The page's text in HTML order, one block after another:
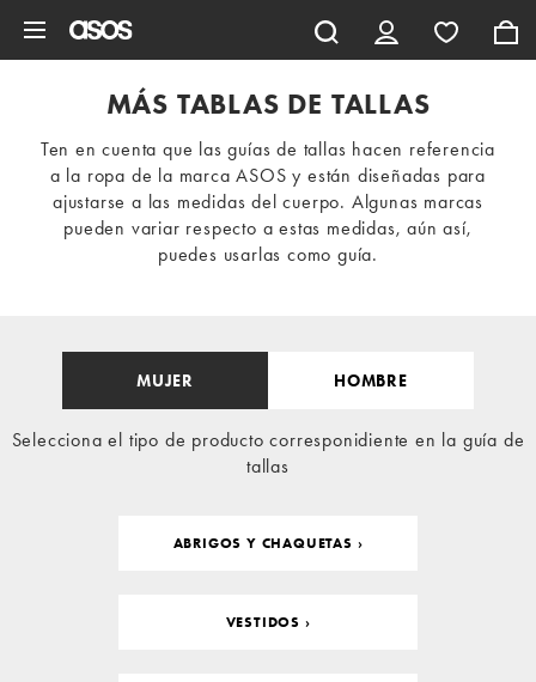
MÁS TABLAS DE TALLAS
Ten en cuenta que las guías de tallas hacen referencia
a la ropa de la marca ASOS y están diseñadas para
ajustarse a las medidas del cuerpo. Algunas marcas
pueden variar respecto a estas medidas, aún así,
puedes usarlas como guía.
MUJER HOMBRE
Selecciona el tipo de producto corresponidiente en la guía de
tallas
ABRIGOS Y CHAQUETAS ›
VESTIDOS ›